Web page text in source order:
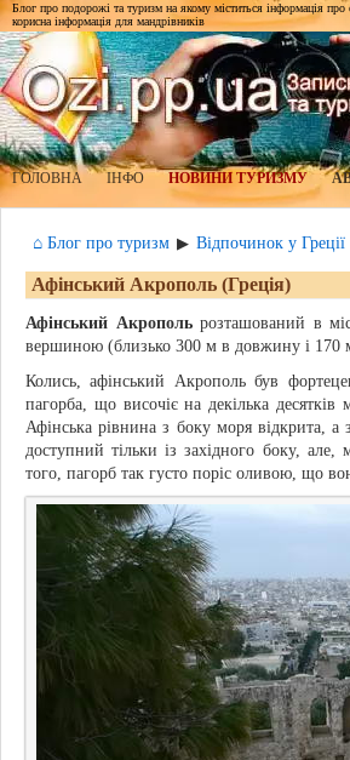
Блог про подорожі та туризм на якому міститься інформація про
корисна інформація для мандрівників
ГОЛОВНА ІНФО НОВИНИ ТУРИЗМУ
⌂ Блог про туризм ▶ Відпочинок у Греції
Афінський Акрополь (Греція)
Афінський Акропольрозташований в
вершиною (близько 300 м в довжину і
Колись, афінський Акрополь був
пагорба, що височіє на декілька
Афінська рівнина з боку моря відкрита,
доступний тільки із західного боку, але,
того, пагорб так густо поріс оливою, що